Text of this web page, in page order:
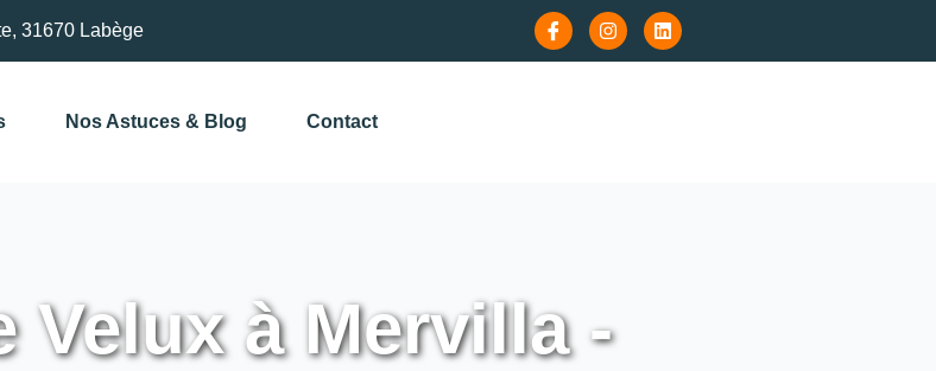
31670 Labège
Nos Astuces & Blog Contact
Velux à Mervilla -